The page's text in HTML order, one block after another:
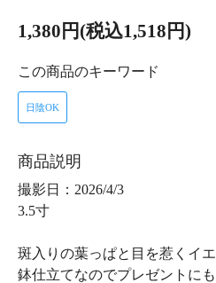
1,380円(税込1,518円)
この商品のキーワード
日陰OK
商品説明
撮影日：2026/4/3
3.5寸
斑入りの葉っぱと目を惹くイ
鉢仕立てなのでプレゼントにも